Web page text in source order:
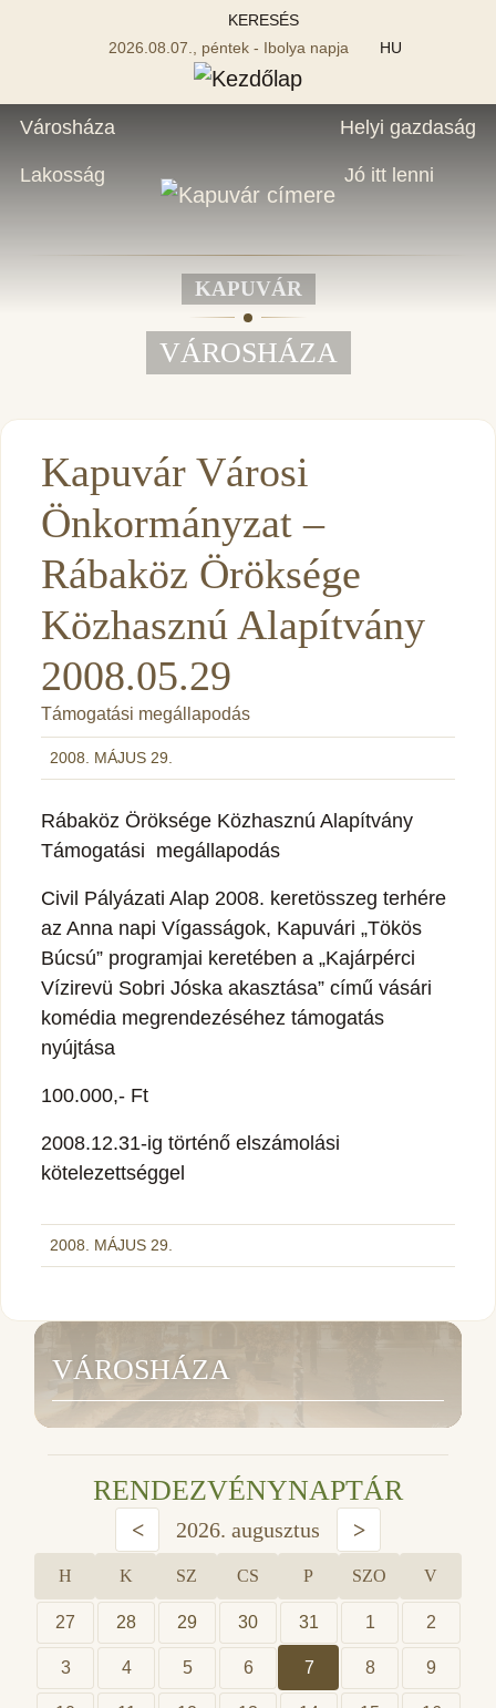
KERESÉS
2026.08.07., péntek - Ibolya napja
HU
Városháza
Lakosság
Helyi gazdaság
Jó itt lenni
KAPUVÁR
VÁROSHÁZA
Kapuvár Városi
Önkormányzat –
Rábaköz Öröksége
Közhasznú Alapítvány
2008.05.29
Támogatási megállapodás
2008. MÁJUS 29.
Rábaköz Öröksége Közhasznú Alapítvány
Támogatási megállapodás
Civil Pályázati Alap 2008. keretösszeg terhére
az Anna napi Vígasságok, Kapuvári „Tökös
Búcsú” programjai keretében a „Kajárpérci
Vízirevü Sobri Jóska akasztása” című vásári
komédia megrendezéséhez támogatás
nyújtása
100.000,- Ft
2008.12.31-ig történő elszámolási
kötelezettséggel
2008. MÁJUS 29.
VÁROSHÁZA
RENDEZVÉNYNAPTÁR
< 2026. augusztus >
H K SZ CS P SZO V
27 28 29 30 31 1 2
3 4 5 6 7 8 9